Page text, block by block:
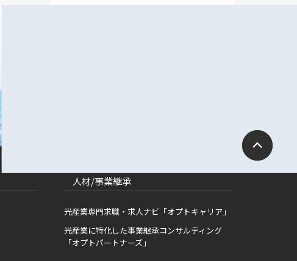
人材/事業継承
光産業専門求職・求人ナビ「オプトキャリア」
光産業に特化した事業継承コンサルティング
「オプトパートナーズ」